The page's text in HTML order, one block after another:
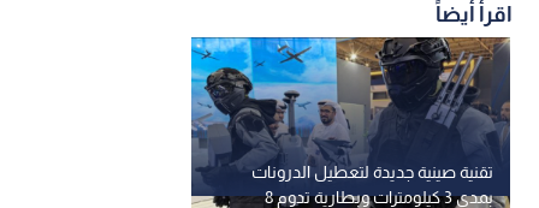
اقرأ أيضاً
تقنية صينية جديدة لتعطيل الدرونات
بمدى 3 كيلومترات وبطارية تدوم 8